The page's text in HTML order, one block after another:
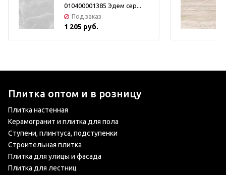
010400001385 Эдем сер...
Под заказ
1 205 руб.
Плитка оптом и в розницу
Плитка настенная
Керамогранит и плитка для пола
Ступени, плинтуса, подступенки
Строительная плитка
Плитка для улицы и фасада
Плитка для лестниц